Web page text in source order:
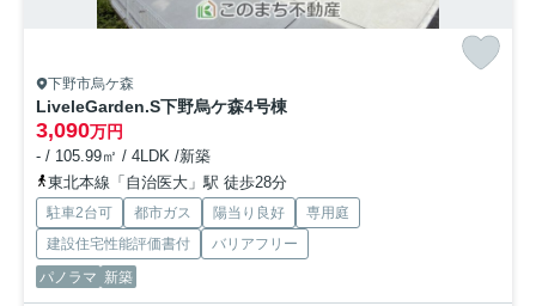
下野市烏ケ森
LiveleGarden.S下野烏ケ森4号棟
3,090万円
- / 105.99㎡ / 4LDK /新築
東北本線「自治医大」駅 徒歩28分
駐車2台可 都市ガス 陽当り良好
専用庭
建設住宅性能評価書付
バリアフリー
パノラマ 新築